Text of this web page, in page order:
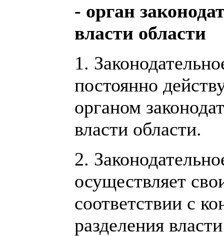
- орган
власти области
1.
постоянно
органом
власти области.
2.
осуществляет
соответствии с
разделения